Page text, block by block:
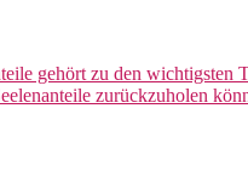
gehört zu den wichtigsten
zurückzuholen